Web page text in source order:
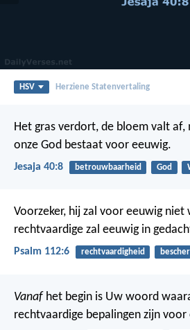
HSV Herziene Statenvertaling
Het gras verdort, de bloem valt af,
onze God bestaat voor eeuwig.
Jesaja 40:8 betrouwbaarheid God
Voorzeker, hij zal voor eeuwig niet
rechtvaardige zal eeuwig in
Psalm 112:6 rechtvaardigheid
Vanaf het begin is Uw woord
rechtvaardige bepalingen zijn voor